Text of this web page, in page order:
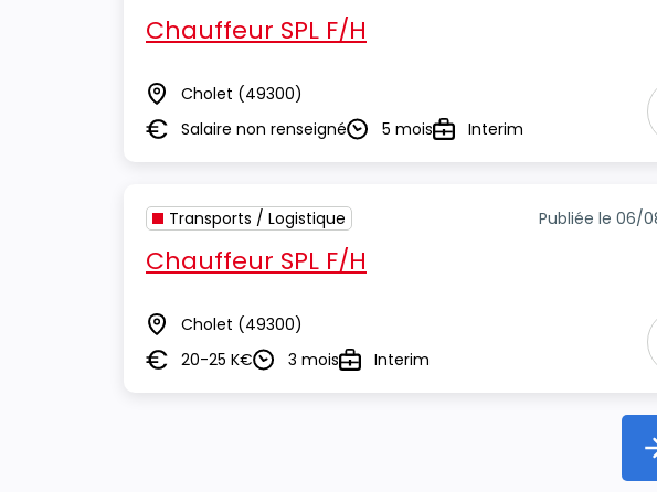
Chauffeur SPL F/H
Lieu Cholet (49300)
SalaireSalaire non renseignéDurée5 moisTypeInterim
Transports / Logistique Publiée le 06/
Chauffeur SPL F/H
Lieu Cholet (49300)
Salaire20-25 K€Durée3 moisTypeInterim